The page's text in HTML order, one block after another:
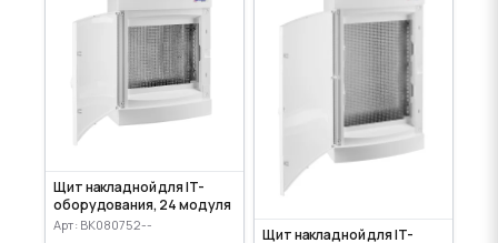
Щит накладной для IT-
оборудования, 24 модуля
Арт: BK080752--
Щит накладной для IT-